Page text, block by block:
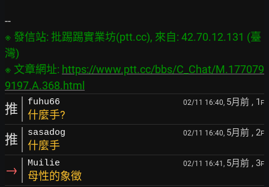
※ 發信站: 批踢踢實業坊(ptt.cc), 來自: 42.70.12.131 (臺
灣)
※ 文章網址: https://www.ptt.cc/bbs/C_Chat/M.177079
9197.A.368.html
推 fuhu66 02/11 16:40, 5月前 , 1 F
什麼手?
推 sasadog 02/11 16:40, 5月前 , 2F
什麼手
→ Muilie 02/11 16:41, 5月前 , 3F
母性的象徵